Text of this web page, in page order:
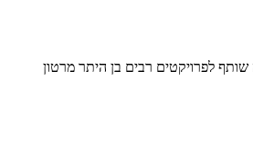
והיה שותף לפרויקטים רבים בן היתר מרטון